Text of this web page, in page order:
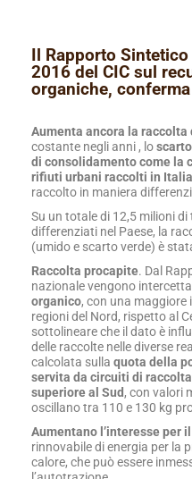
Il Rapporto
2016 del CIC sul
organiche,
Aumenta ancora la raccolta
costante negli anni , lo
di consolidamento come la
rifiuti urbani raccolti in Italia
raccolto in maniera
Su un totale di 12,5 milioni
differenziati nel Paese, la
(umido e scarto verde) è
Raccolta procapite. Dal
nazionale vengono
organico, con una maggiore
regioni del Nord, rispetto al
sottolineare che il dato è
delle raccolte nelle diverse
calcolata sulla quota della
servita da circuiti di
superiore al Sud , con valori
oscillano tra 110 e 130 kg
Aumentano l’interesse per
rinnovabile di energia per la
calore, che può essere